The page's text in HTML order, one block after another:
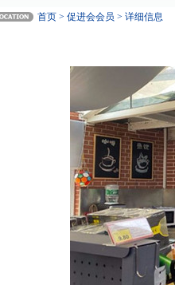
首页 > 促进会会员 > 详细信息